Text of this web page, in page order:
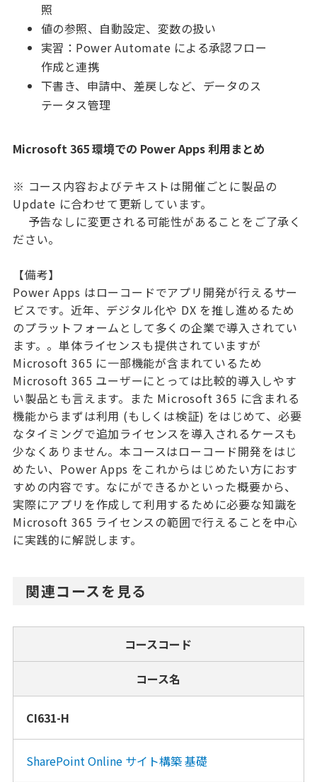
照
値の参照、自動設定、変数の扱い
実習：Power Automate による承認フロー
作成と連携
下書き、申請中、差戻しなど、データのス
テータス管理
Microsoft 365 環境での Power Apps 利用まとめ
※ コース内容およびテキストは開催ごとに製品の
Update に合わせて更新しています。
予告なしに変更される可能性があることをご了承く
ださい。
【備考】
Power Apps はローコードでアプリ開発が行えるサー
ビスです。近年、デジタル化や DX を推し進めるため
のプラットフォームとして多くの企業で導入されてい
ます。。単体ライセンスも提供されていますが
Microsoft 365 に一部機能が含まれているため
Microsoft 365 ユーザーにとっては比較的導入しやす
い製品とも言えます。また Microsoft 365 に含まれる
機能からまずは利用 (もしくは検証) をはじめて、必要
なタイミングで追加ライセンスを導入されるケースも
少なくありません。本コースはローコード開発をはじ
めたい、Power Apps をこれからはじめたい方におす
すめの内容です。なにができるかといった概要から、
実際にアプリを作成して利用するために必要な知識を
Microsoft 365 ライセンスの範囲で行えることを中心
に実践的に解説します。
関連コースを見る
コースコード
コース名
CI631-H
SharePoint Online サイト構築 基礎